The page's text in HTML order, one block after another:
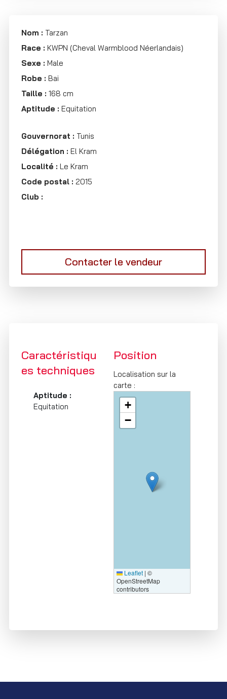
Nom : Tarzan
Race : KWPN (Cheval Warmblood Néerlandais)
Sexe : Male
Robe : Bai
Taille : 168 cm
Aptitude : Equitation
Gouvernorat : Tunis
Délégation : El Kram
Localité : Le Kram
Code postal : 2015
Club :
Contacter le vendeur
Caractéristiqu
es techniques
Aptitude :
Equitation
Position
Localisation sur la
carte :
+
−
Leaflet | ©
OpenStreetMap
contributors